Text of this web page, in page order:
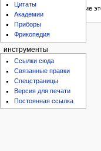
Цитаты
Академии
Приборы
Фрикопедия
инструменты
Ссылки сюда
Связанные правки
Спецстраницы
Версия для печати
Постоянная ссылка
Последнее изменение